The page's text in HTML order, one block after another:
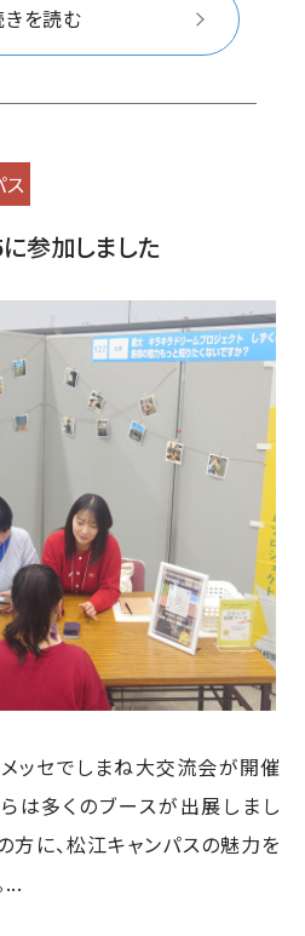
を読む
ス
参加しました
メッセでしまね大交流会が開催
は多くのブースが出展しまし
方に、松江キャンパスの魅力を
...